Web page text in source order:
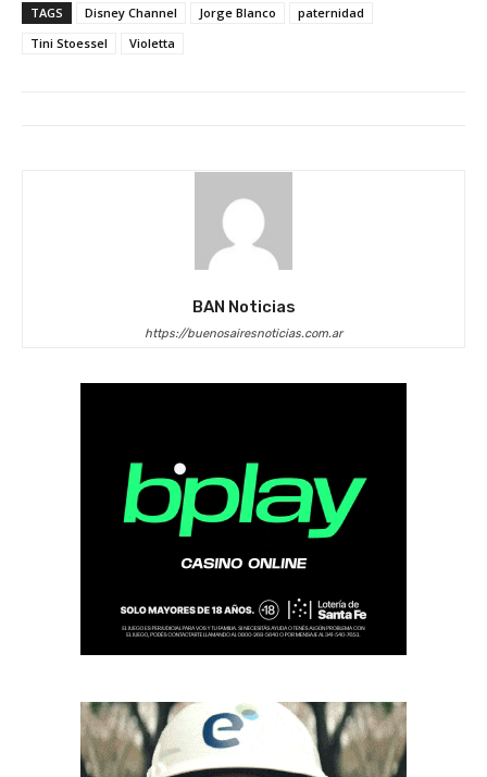
TAGS Disney Channel Jorge Blanco
paternidad
Tini Stoessel
Violetta
BAN Noticias
https://buenosairesnoticias.com.ar